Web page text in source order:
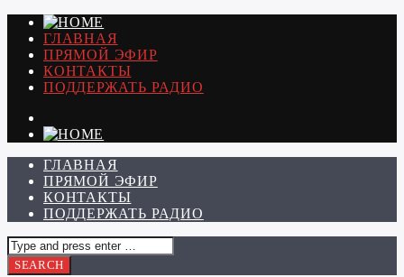
ГЛАВНАЯ
ПРЯМОЙ ЭФИР
КОНТАКТЫ
ПОДДЕРЖАТЬ РАДИО
ГЛАВНАЯ
ПРЯМОЙ ЭФИР
КОНТАКТЫ
ПОДДЕРЖАТЬ РАДИО